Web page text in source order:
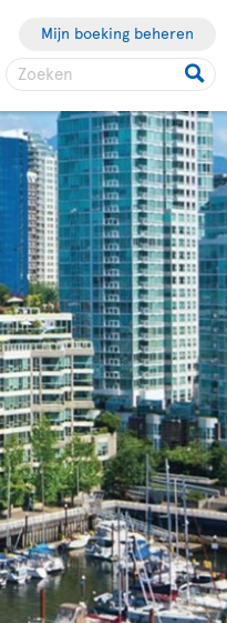
Mijn boeking beheren